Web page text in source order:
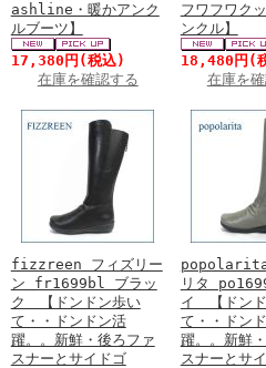
ashline・暖かアンク
ルブーツ】
17,380円 (税込)
在庫を確認する
フワフワク
ンクル】
18,480円 (
在庫を
fizzreen フィズリー
ン fr1699bl ブラッ
ク 【ドンドン歩い
て・・ドンドン活
躍。。新鮮・後ろファ
スナーとサイドゴ
popolarita
リタ
イ 【ドン
て・・ドン
躍。。新鮮
スナーとサ